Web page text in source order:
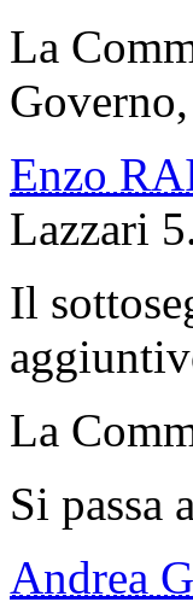
La
Enzo
Lazzari
Il
La
Si passa
Andrea